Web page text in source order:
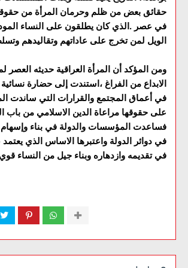
حقائق بعض من ظلم وحرمان المرأة من
في عصر .الذي كان يطلقون على النساء
الويل لمن تخرج على عاداتهم وتقاليدهم
ومن المؤكد أن المرأة العراقية حديثه العصر
الابداع من الفراغ ،استندت إلى حضارة
في أعماق المجتمع والقرارات التي ساندت
على حقوقها مراعاة الدين الاسلامي من باب
فساعدت المؤسسات والدولة في بناء وإسهام
في دوائر الدولة واعتبرها الاساس الذي يعتمد
في تقديمه وازدهاره وبناء جيل من النساء